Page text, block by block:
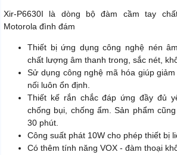
Xir-P6630I là dòng bộ đàm cầm tay
Motorola đình đám
Thiết bị ứng dụng công nghệ nén
chất lượng âm thanh trong, sắc nét,
Sử dụng công nghệ mã hóa giúp
nối luôn ổn định.
Thiết kế rắn chắc đáp ứng đầy đủ
chống bụi, chống ẩm. Sản phẩm
30 phút.
Công suất phát 10W cho phép thiết bị
Có thêm tính năng VOX - đàm thoại